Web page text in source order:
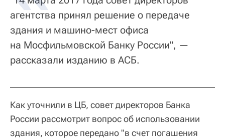
агентства принял решение о передаче
здания и машино-мест офиса
на Мосфильмовской Банку России", —
рассказали изданию в АСБ.
Как уточнили в ЦБ, совет директоров Банка
России рассмотрит вопрос об использовании
здания, которое передано "в счет погашения